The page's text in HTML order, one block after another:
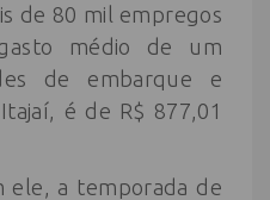
de 80 mil empregos
médio de um
de embarque e
é de R$ 877,01
ele, a temporada de